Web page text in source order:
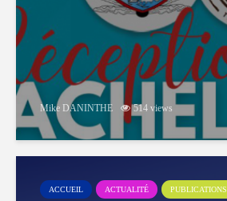
Mike DANINTHE 514 views
ACCUEIL ACTUALITÉ PUBLICATIONS